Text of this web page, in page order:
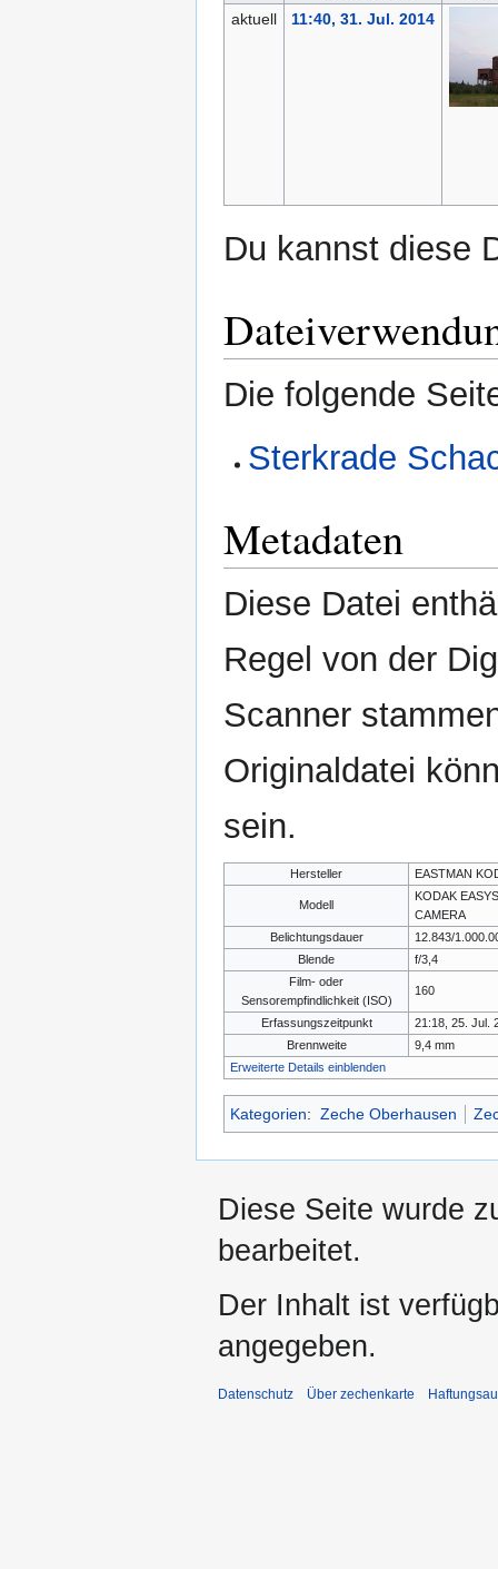
aktuell
11:40, 31. Jul. 2014
Du kannst diese
Die folgende
Sterkrade
Metadaten
Diese Datei
Regel von der
Scanner
Originaldatei
sein.
Hersteller EASTMAN
Modell
KODAK
CAMERA
Belichtungsdauer
12.843/
Blende
f/3,4
Film- oder
Sensorempfindlichkeit (ISO)
160
Erfassungszeitpunkt
21:18, 25. Jul.
Brennweite
9,4 mm
Erweiterte Details einblenden
Kategorien: Zeche Oberhausen
Diese Seite wurde
bearbeitet.
Der Inhalt ist
angegeben.
Datenschutz Über zechenkarte